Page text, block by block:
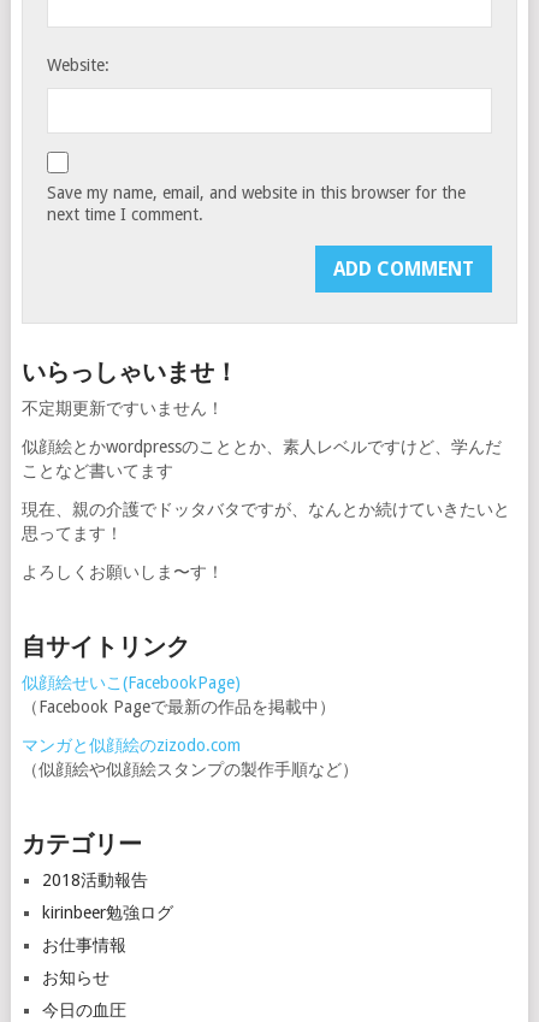
Website:
Save my name, email, and website in this browser for the
next time I comment.
いらっしゃいませ！
不定期更新ですいません！
似顔絵とかwordpressのこととか、素人レベルですけど、学んだ
ことなど書いてます
現在、親の介護でドッタバタですが、なんとか続けていきたいと
思ってます！
よろしくお願いしま〜す！
自サイトリンク
似顔絵せいこ(FacebookPage)
（Facebook Pageで最新の作品を掲載中）
マンガと似顔絵のzizodo.com
（似顔絵や似顔絵スタンプの製作手順など）
カテゴリー
2018活動報告
kirinbeer勉強ログ
お仕事情報
お知らせ
今日の血圧